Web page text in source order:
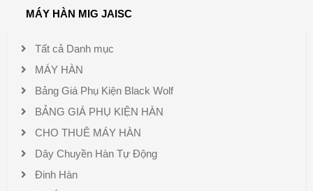
MÁY HÀN MIG JAISC
Tất cả Danh mục
MÁY HÀN
Bảng Giá Phụ Kiện Black Wolf
BẢNG GIÁ PHỤ KIỆN HÀN
CHO THUÊ MÁY HÀN
Dây Chuyền Hàn Tự Động
Đinh Hàn